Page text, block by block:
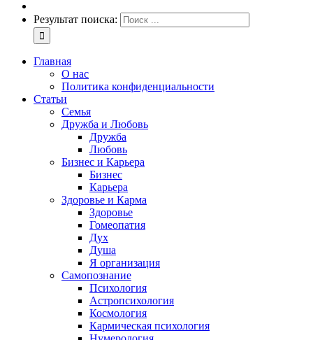
Результат поиска:
Главная
О нас
Политика конфиденциальности
Статьи
Семья
Дружба и Любовь
Дружба
Любовь
Бизнес и Карьера
Бизнес
Карьера
Здоровье и Карма
Здоровье
Гомеопатия
Дух
Душа
Я организация
Самопознание
Психология
Астропсихология
Космология
Кармическая психология